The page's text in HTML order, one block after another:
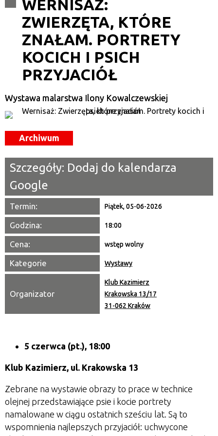
Kategoria
Trwające w zakresie
—
Miejsce
Organizator
WERNISAŻ:
ZWIERZĘTA, KTÓRE
ZNAŁAM. PORTRETY
KOCICH I PSICH
PRZYJACIÓŁ
Wystawa malarstwa Ilony Kowalczewskiej
Archiwum
Szczegóły: Dodaj do kalendarza
Google
Termin: Piątek, 05-06-2026
Godzina: 18:00
Cena: wstęp wolny
Kategorie Wystawy
Organizator
Klub Kazimierz
Krakowska 13/17
31-062 Kraków
5 czerwca (pt.), 18:00
Klub Kazimierz, ul. Krakowska 13
Zebrane na wystawie obrazy to prace w technice
olejnej przedstawiające psie i kocie portrety
namalowane w ciągu ostatnich sześciu lat. Są to
wspomnienia najlepszych przyjaciół: uchwycone